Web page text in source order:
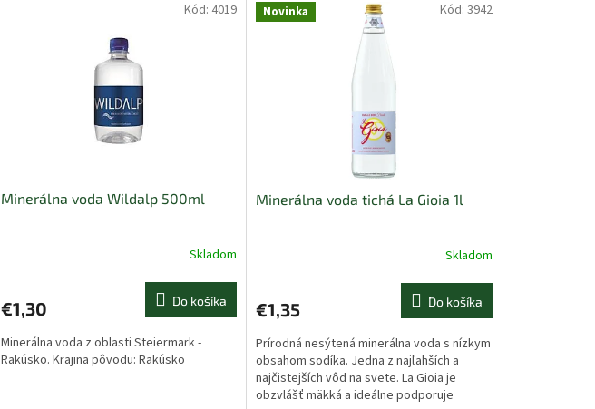
Minerálna voda Wildalp 500ml
Skladom
€1,30 Do košíka
Minerálna voda z oblasti Steiermark -
Rakúsko. Krajina pôvodu: Rakúsko
Kód: 4019 Novinka
Minerálna voda tichá La Gioia 1l
Skladom
€1,35 Do košíka
Prírodná nesýtená minerálna voda s nízkym
obsahom sodíka. Jedna z najľahších a
najčistejších vôd na svete. La Gioia je
obzvlášť mäkká a ideálne podporuje
Kód: 3942